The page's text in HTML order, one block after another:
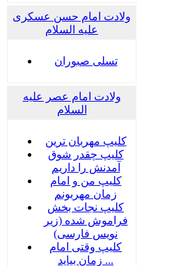
ولادت امام حسن عسکری
علیه السلام
تسلی صبوران
ولادت امام عصر علیه
السلام
کلیپ مهربان ترین
کلیپ چقدر شوق
آمدنش را داریم
کلیپ من و امام
زمان مهربونم
کلیپ نجات بخش
فراموش شده (زیر
نویس فارسی)
کلیپ وقتی امام
زمان بیاید ...